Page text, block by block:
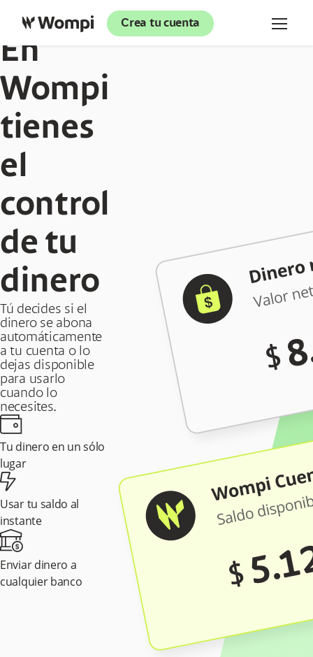
Crea tu cuenta
En
Wompi
tienes
el
control
de tu
dinero
Tú decides si el
dinero se abona
automáticamente
a tu cuenta o lo
dejas disponible
para usarlo
cuando lo
necesites.
Tu dinero en un sólo
lugar
Usar tu saldo al
instante
Enviar dinero a
cualquier banco